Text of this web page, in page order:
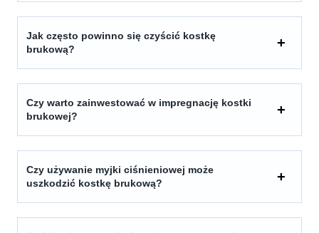
Jak często powinno się czyścić kostkę
brukową?
Czy warto zainwestować w impregnację kostki
brukowej?
Czy używanie myjki ciśnieniowej może
uszkodzić kostkę brukową?